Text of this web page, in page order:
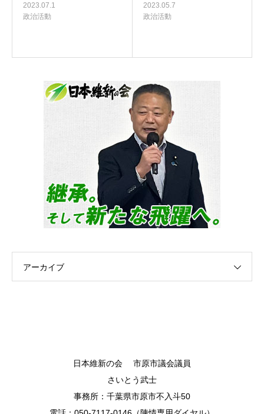
2023.07.1
政治活動
2023.05.7
政治活動
アーカイブ
日本維新の会 市原市議会議員
さいとう武士
事務所：千葉県市原市不入斗50